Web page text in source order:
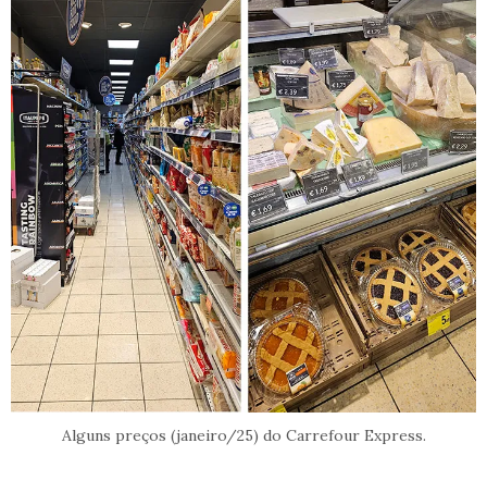
Alguns preços (janeiro/25) do Carrefour Express.